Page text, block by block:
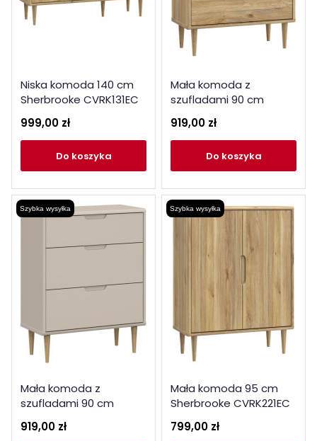
Niska komoda 140 cm
Sherbrooke CVRK131EC
999,00 zł
do koszyka
Mała komoda z
szufladami 90 cm
dąb mauvella
919,00 zł
do koszyka
Szybka wysyłka
Mała komoda z
szufladami 90 cm
piaskowy
919,00 zł
Szybka wysyłka
Mała komoda 95 cm
Sherbrooke CVRK221EC
799,00 zł